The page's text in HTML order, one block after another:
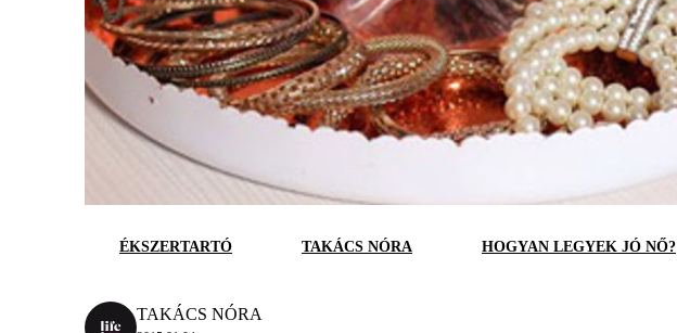
ÉKSZERTARTÓ TAKÁCS NÓRA HOGYAN LEGYEK JÓ NŐ?
TAKÁCS NÓRA